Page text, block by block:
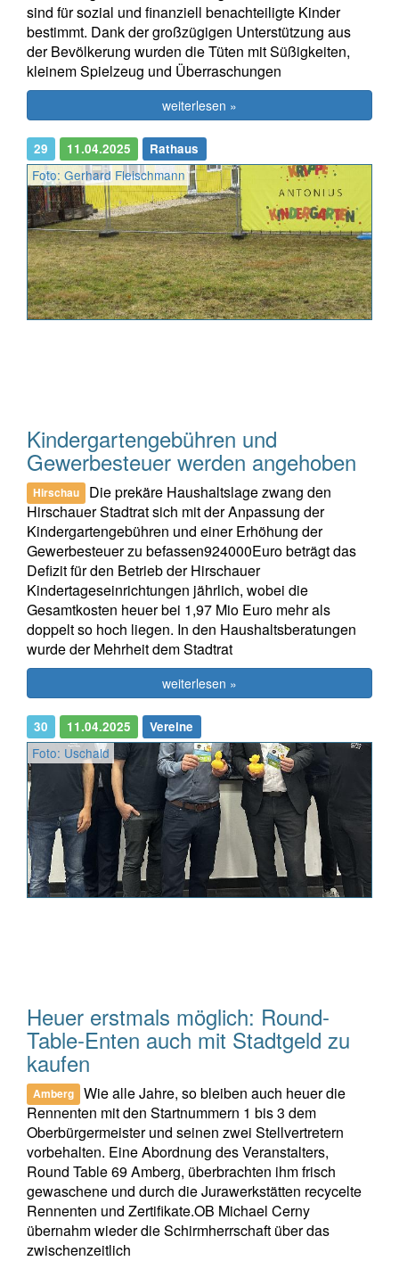
sind für sozial und finanziell benachteiligte Kinder
bestimmt. Dank der großzügigen Unterstützung aus
der Bevölkerung wurden die Tüten mit Süßigkeiten,
kleinem Spielzeug und Überraschungen
weiterlesen »
29 11.04.2025 Rathaus
Foto: Gerhard Fleischmann
Kindergartengebühren und
Gewerbesteuer werden angehoben
Hirschau
Die prekäre Haushaltslage zwang den
Hirschauer Stadtrat sich mit der Anpassung der
Kindergartengebühren und einer Erhöhung der
Gewerbesteuer zu befassen924000Euro beträgt das
Defizit für den Betrieb der Hirschauer
Kindertageseinrichtungen jährlich, wobei die
Gesamtkosten heuer bei 1,97 Mio Euro mehr als
doppelt so hoch liegen. In den Haushaltsberatungen
wurde der Mehrheit dem Stadtrat
weiterlesen »
30 11.04.2025 Vereine
Foto: Uschald
Heuer erstmals möglich: Round-
Table-Enten auch mit Stadtgeld zu
kaufen
Amberg
Wie alle Jahre, so bleiben auch heuer die
Rennenten mit den Startnummern 1 bis 3 dem
Oberbürgermeister und seinen zwei Stellvertretern
vorbehalten. Eine Abordnung des Veranstalters,
Round Table 69 Amberg, überbrachten ihm frisch
gewaschene und durch die Jurawerkstätten recycelte
Rennenten und Zertifikate.OB Michael Cerny
übernahm wieder die Schirmherrschaft über das
zwischenzeitlich